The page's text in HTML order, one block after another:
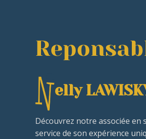
elly
Découvrez notre associée
service de son expérience